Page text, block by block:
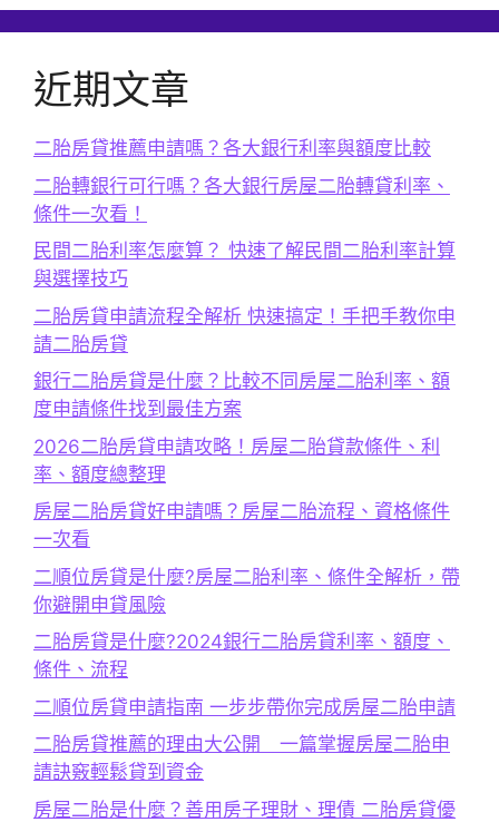
近期文章
二胎房貸推薦申請嗎？各大銀行利率與額度比較
二胎轉銀行可行嗎？各大銀行房屋二胎轉貸利率、
條件一次看！
民間二胎利率怎麼算？ 快速了解民間二胎利率計算
與選擇技巧
二胎房貸申請流程全解析 快速搞定！手把手教你申
請二胎房貸
銀行二胎房貸是什麼？比較不同房屋二胎利率、額
度申請條件找到最佳方案
2026二胎房貸申請攻略！房屋二胎貸款條件、利
率、額度總整理
房屋二胎房貸好申請嗎？房屋二胎流程、資格條件
一次看
二順位房貸是什麼?房屋二胎利率、條件全解析，帶
你避開申貸風險
二胎房貸是什麼?2024銀行二胎房貸利率、額度、
條件、流程
二順位房貸申請指南 一步步帶你完成房屋二胎申請
二胎房貸推薦的理由大公開 一篇掌握房屋二胎申
請訣竅輕鬆貸到資金
房屋二胎是什麼？善用房子理財、理債 二胎房貸優